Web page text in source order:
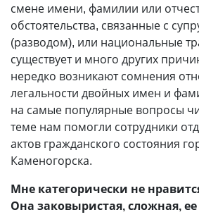
смене имени, фамилии или
обстоятельства, связанные с
(разводом), или национальные
существует и много других
нередко возникают сомнения
легальности двойных имен и
на самые популярные вопросы
теме нам помогли сотрудники
актов гражданского состояния
Каменогорска.
Мне категорически не
Она заковыристая, сложная,